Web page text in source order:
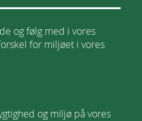
og følg med i vores
for miljøet i vores
og miljø på vores